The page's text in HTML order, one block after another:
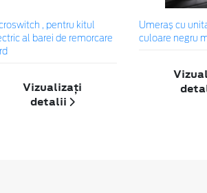
, pentru kitul
al barei de remorcare
Vizualizați
detalii
Umeraș cu
culoare negru